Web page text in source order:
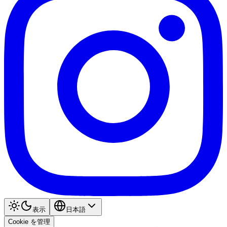
表示
日本語
Cookie を管理